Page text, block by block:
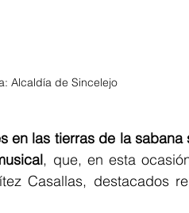
Alcaldía de Sincelejo
en las tierras de la sabana
, que, en esta
Casallas, destacados